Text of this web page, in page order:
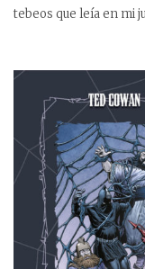
tebeos que leía en mi